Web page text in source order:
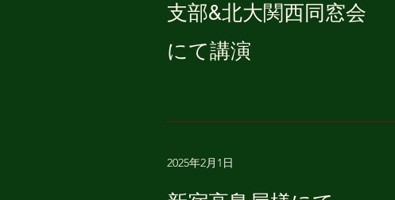
支部&北大関西同窓会
にて講演
2025年2月1日